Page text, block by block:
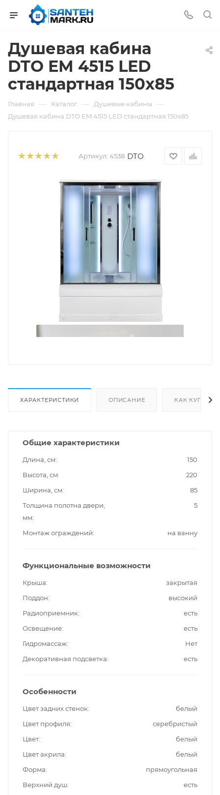
Душевая кабина
DTO EM 4515 LED
стандартная 150x85
Главная — Каталог — Душевые кабины —
Душевая кабина DTO EM 4515 LED стандартная 150x85
Артикул: 4538 DTO
ХАРАКТЕРИСТИКИ ОПИСАНИЕ КАК КУПИТЬ
Общие характеристики
Длина, см
150
Высота, см
220
Ширина, см
85
Толщина полотна двери,
мм
5
Монтаж ограждений на ванну
Функциональные возможности
Крыша
закрытая
Поддон
высокий
Радиоприемник
есть
Освещение
есть
Гидромассаж
Нет
Декоративная подсветка
есть
Особенности
Цвет задних стенок
белый
Цвет профиля
серебристый
Цвет
белый
Цвет акрила
белый
Форма
прямоугольная
Верхний душ
есть